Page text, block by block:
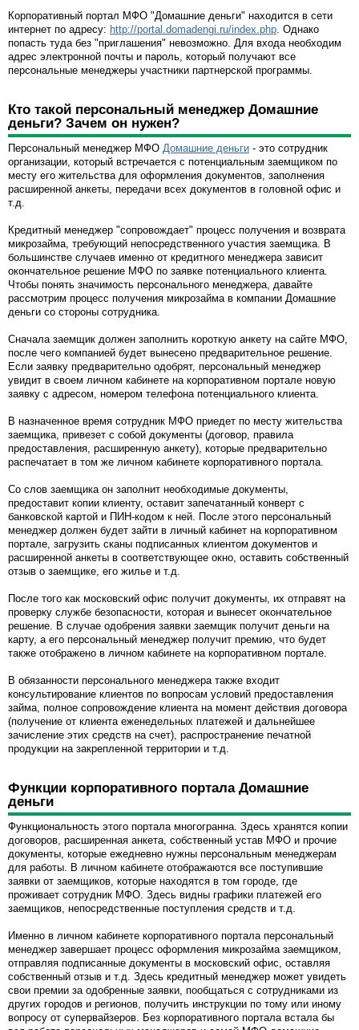
Корпоративный портал МФО "Домашние деньги" находится в сети
интернет по адресу: http://portal.domadengi.ru/index.php. Однако
попасть туда без "приглашения" невозможно. Для входа необходим
адрес электронной почты и пароль, который получают все
персональные менеджеры участники партнерской программы.
Кто такой персональный менеджер Домашние
деньги? Зачем он нужен?
Персональный менеджер МФО Домашние деньги - это сотрудник
организации, который встречается с потенциальным заемщиком по
месту его жительства для оформления документов, заполнения
расширенной анкеты, передачи всех документов в головной офис и
т.д.
Кредитный менеджер "сопровождает" процесс получения и возврата
микрозайма, требующий непосредственного участия заемщика. В
большинстве случаев именно от кредитного менеджера зависит
окончательное решение МФО по заявке потенциального клиента.
Чтобы понять значимость персонального менеджера, давайте
рассмотрим процесс получения микрозайма в компании Домашние
деньги со стороны сотрудника.
Сначала заемщик должен заполнить короткую анкету на сайте МФО,
после чего компанией будет вынесено предварительное решение.
Если заявку предварительно одобрят, персональный менеджер
увидит в своем личном кабинете на корпоративном портале новую
заявку с адресом, номером телефона потенциального клиента.
В назначенное время сотрудник МФО приедет по месту жительства
заемщика, привезет с собой документы (договор, правила
предоставления, расширенную анкету), которые предварительно
распечатает в том же личном кабинете корпоративного портала.
Со слов заемщика он заполнит необходимые документы,
предоставит копии клиенту, оставит запечатанный конверт с
банковской картой и ПИН-кодом к ней. После этого персональный
менеджер должен будет зайти в личный кабинет на корпоративном
портале, загрузить сканы подписанных клиентом документов и
расширенной анкеты в соответствующее окно, оставить собственный
отзыв о заемщике, его жилье и т.д.
После того как московский офис получит документы, их отправят на
проверку службе безопасности, которая и вынесет окончательное
решение. В случае одобрения заявки заемщик получит деньги на
карту, а его персональный менеджер получит премию, что будет
также отображено в личном кабинете на корпоративном портале.
В обязанности персонального менеджера также входит
консультирование клиентов по вопросам условий предоставления
займа, полное сопровождение клиента на момент действия договора
(получение от клиента еженедельных платежей и дальнейшее
зачисление этих средств на счет), распространение печатной
продукции на закрепленной территории и т.д.
Функции корпоративного портала Домашние
деньги
Функциональность этого портала многогранна. Здесь хранятся копии
договоров, расширенная анкета, собственный устав МФО и прочие
документы, которые ежедневно нужны персональным менеджерам
для работы. В личном кабинете отображаются все поступившие
заявки от заемщиков, которые находятся в том городе, где
проживает сотрудник МФО. Здесь видны графики платежей его
заемщиков, непосредственные поступления средств и т.д.
Именно в личном кабинете корпоративного портала персональный
менеджер завершает процесс оформления микрозайма заемщиком,
отправляя подписанные документы в московский офис, оставляя
собственный отзыв и т.д. Здесь кредитный менеджер может увидеть
свои премии за одобренные заявки, пообщаться с сотрудниками из
других городов и регионов, получить инструкции по тому или иному
вопросу от супервайзеров. Без корпоративного портала встала бы